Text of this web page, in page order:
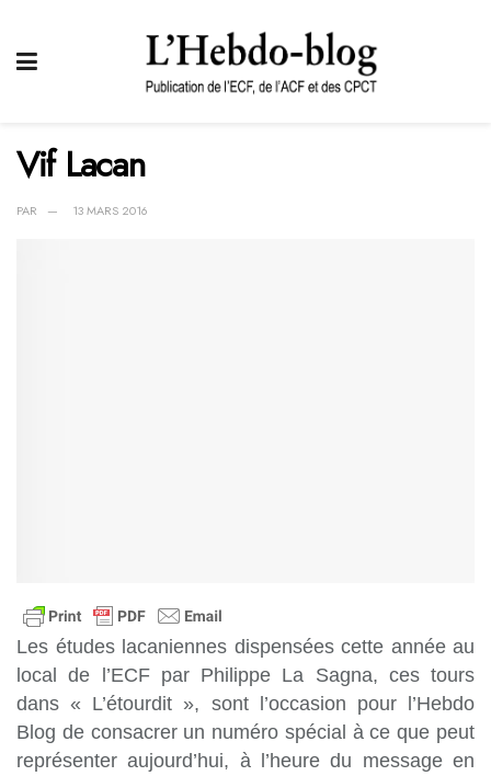
Vif Lacan
PAR 13 MARS 2016
Les études lacaniennes dispensées cette année au
local de l’ECF par Philippe La Sagna, ces tours
dans « L’étourdit », sont l’occasion pour l’Hebdo
Blog de consacrer un numéro spécial à ce que peut
représenter aujourd’hui, à l’heure du message en